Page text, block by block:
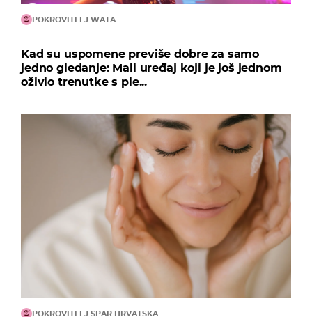
POKROVITELJ WATA
Kad su uspomene previše dobre za samo
jedno gledanje: Mali uređaj koji je još jednom
oživio trenutke s ple...
POKROVITELJ SPAR HRVATSKA